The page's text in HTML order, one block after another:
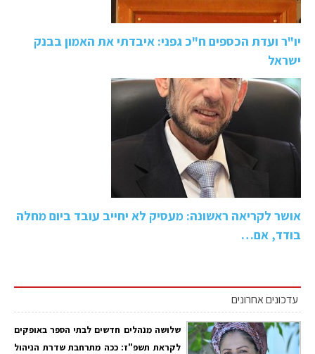
יו"ר ועדת הכספים ח"כ גפני: איבדתי את האמון בבנק
ישראל
אושר לקריאה ראשונה: מעסיק לא יחייב עובד ביום מחלה
בודד, אם…
עדכונים אחרונים
שלושה מנהלים חדשים לבתי הספר באופקים
לקראת תשפ"ז: ככה מתרחבת שדרת הניהול